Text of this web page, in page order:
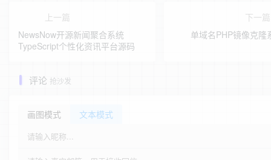
上一篇
NewsNow开源新闻聚合系统
TypeScript个性化资讯平台源码
下一
单域名PHP镜像克隆
评论 抢沙发
画图模式 文本模式